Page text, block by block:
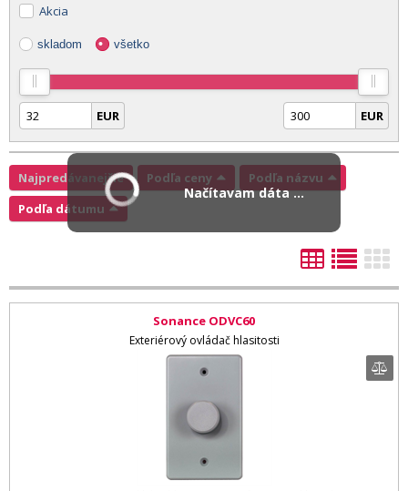
Akcia
skladom všetko
EUR EUR
Najpredávanejšie Podľa ceny
Podľa názvu
Podľa dátumu
Sonance ODVC60
Exteriérový ovládač hlasitosti
Načítavam dáta ...